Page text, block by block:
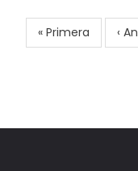
First
page
« Primera ‹